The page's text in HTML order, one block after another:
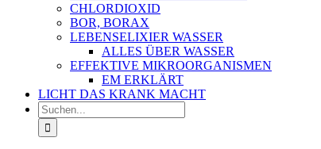
CHLORDIOXID
BOR, BORAX
LEBENSELIXIER WASSER
ALLES ÜBER WASSER
EFFEKTIVE MIKROORGANISMEN
EM ERKLÄRT
LICHT DAS KRANK MACHT
Suche
nach: